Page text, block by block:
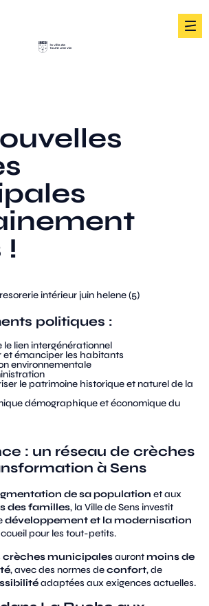
!
politiques :
le lien intergénérationnel
et émanciper les habitants
environnementale
le patrimoine historique et naturel de la
démographique et économique du
: un réseau de crèches
à Sens
de sa population et aux
des familles, la Ville de Sens investit
développement et la modernisation
pour les tout-petits.
crèches municipalesaurontmoins de
, avec des normes deconfort, de
adaptées aux exigences actuelles.